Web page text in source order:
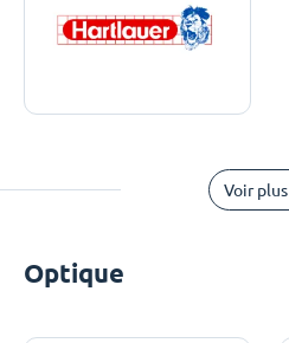
Voir plus
Optique